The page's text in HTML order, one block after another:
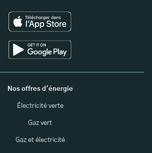
industrie-
distribution/photovoltaique-la-
1782220
Nos offres d'énergie
Électricité verte
Gaz vert
Gaz et électricité